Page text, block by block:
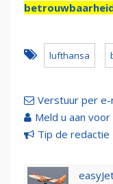
lufthansa
Verstuur per e-
Meld u aan
Tip de redactie